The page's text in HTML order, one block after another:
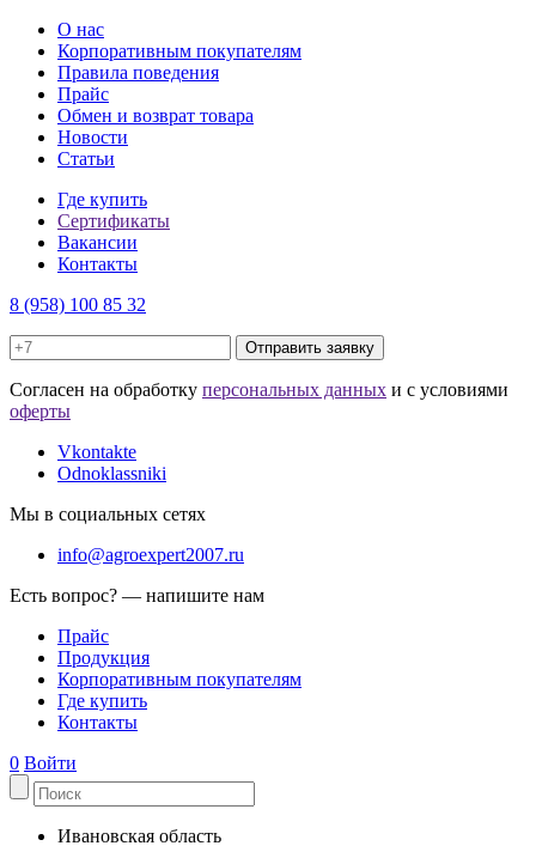
О нас
Корпоративным покупателям
Правила поведения
Прайс
Обмен и возврат товара
Новости
Статьи
Где купить
Сертификаты
Вакансии
Контакты
8 (958) 100 85 32
Отправить заявку
Cогласен на обработку персональных данных и с условиями
оферты
Vkontakte
Odnoklassniki
Мы в социальных сетях
info@agroexpert2007.ru
Есть вопрос? — напишите нам
Прайс
Продукция
Корпоративным покупателям
Где купить
Контакты
0 Войти
Ивановская область